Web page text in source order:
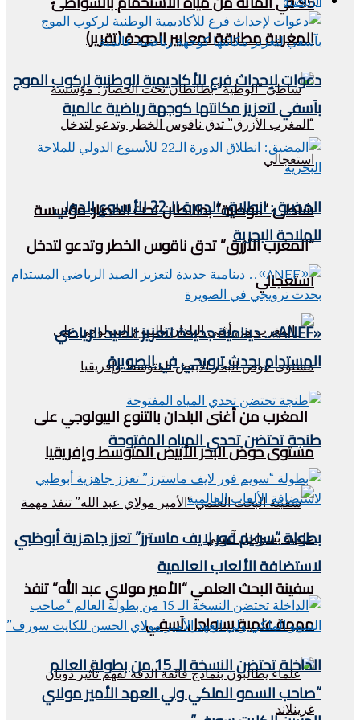
المغربية مطابقة لمعايير الجودة (تقرير)
شاطئ “الوطية” بطانطان تحت الحصار: مؤسسة
“المغرب الأزرق” تدق ناقوس الخطر وتدعو لتدخل
استعجالي
المغرب من أغنى البلدان بالتنوع البيولوجي على
مستوى حوض البحر الأبيض المتوسط وإفريقيا
سفينة البحث العلمي “الأمير مولاي عبد الله” تنفذ
مهمة علمية بسواحل آسفي
الرياضية
دعوات لإحداث فرع للأكاديمية الوطنية لركوب الموج
بآسفي لتعزيز مكانتها كوجهة رياضية عالمية
المضيق: انطلاق الدورة الـ22 للأسبوع الدولي
للملاحة البحرية
«ANEF».. دينامية جديدة لتعزيز الصيد الرياضي
المستدام بحدث ترويجي في الصويرة
طنجة تحتضن تحدي المياه المفتوحة
بطولة “سويم فور لايف ماسترز” تعزز جاهزية أبوظبي
لاستضافة الألعاب العالمية
الداخلة تحتضن النسخة الـ 15 من بطولة العالم
“صاحب السمو الملكي ولي العهد الأمير مولاي